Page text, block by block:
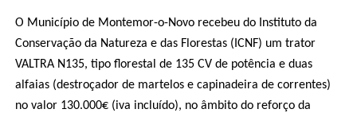
O Município de Montemor-o-Novo recebeu do Instituto da
Conservação da Natureza e das Florestas (ICNF) um trator
VALTRA N135, tipo florestal de 135 CV de potência e duas
alfaias (destroçador de martelos e capinadeira de correntes)
no valor 130.000€ (iva incluído), no âmbito do reforço da